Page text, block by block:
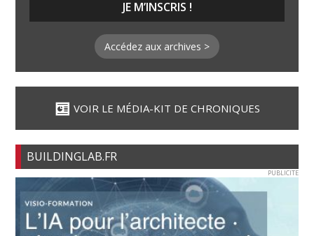
Accédez aux archives >
VOIR LE MÉDIA-KIT DE CHRONIQUES
BUILDINGLAB.FR
PUBLICITE